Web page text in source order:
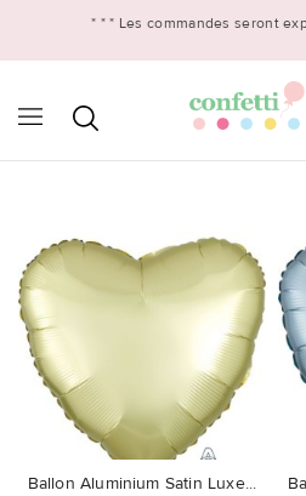
* * * Les commandes seront
favorite_border
Ballon Aluminium Satin Luxe...